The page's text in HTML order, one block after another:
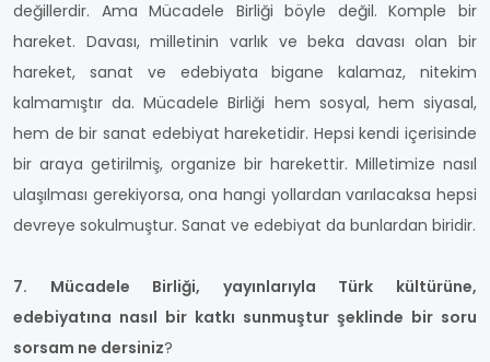
değillerdir. Ama Mücadele Birliği böyle değil. Komple bir
hareket. Davası, milletinin varlık ve beka davası olan bir
hareket, sanat ve edebiyata bigane kalamaz, nitekim
kalmamıştır da. Mücadele Birliği hem sosyal, hem siyasal,
hem de bir sanat edebiyat hareketidir. Hepsi kendi içerisinde
bir araya getirilmiş, organize bir harekettir. Milletimize nasıl
ulaşılması gerekiyorsa, ona hangi yollardan varılacaksa hepsi
devreye sokulmuştur. Sanat ve edebiyat da bunlardan biridir.
7. Mücadele Birliği, yayınlarıyla Türk kültürüne,
edebiyatına nasıl bir katkı sunmuştur şeklinde bir soru
sorsam ne dersiniz?